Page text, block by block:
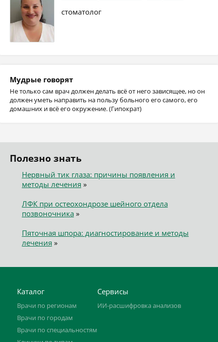
стоматолог
Мудрые говорят
Не только сам врач должен делать всё от него зависящее, но он
должен уметь направить на пользу больного его самого, его
домашних и всё его окружение. (Гипократ)
Полезно знать
Нервный тик глаза: причины появления и
методы лечения »
ЛФК при остеохондрозе шейного отдела
позвоночника»
Пяточная шпора: диагностирование и методы
лечения »
Каталог
Врачи по регионам
Врачи по городам
Врачи по специальностям
Сервисы
ИИ-расшифровка анализов